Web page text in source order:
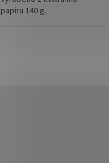
papíru 140 g.